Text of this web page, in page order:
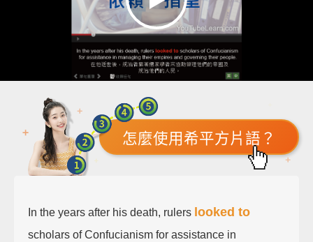
怎麼使用希平方片語？
In the years after his death, rulers looked to
scholars of Confucianism for assistance in